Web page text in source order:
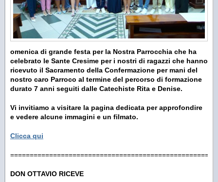
omenica di grande festa per la Nostra Parrocchia che ha
celebrato le Sante Cresime per i nostri di ragazzi che hanno
ricevuto il Sacramento della Confermazione per mani del
nostro caro Parroco al termine del percorso di formazione
durato 7 anni seguiti dalle Catechiste Rita e Denise.
Vi invitiamo a visitare la pagina dedicata per approfondire
e vedere alcune immagini e un filmato.
Clicca qui
DON OTTAVIO RICEVE